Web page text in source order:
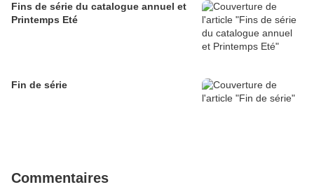
Fins de série du catalogue annuel et
Printemps Eté
Fin de série
Commentaires